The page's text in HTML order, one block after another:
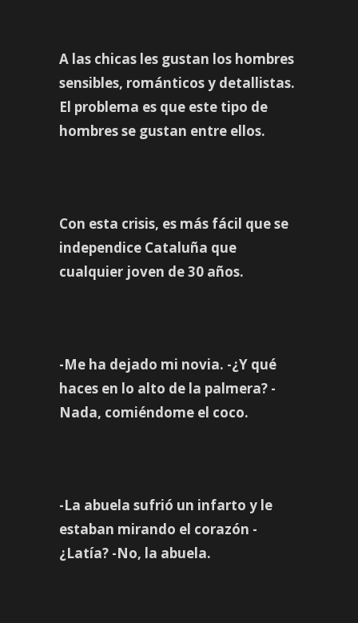
A las chicas les gustan los hombres
sensibles, románticos y detallistas.
El problema es que este tipo de
hombres se gustan entre ellos.
Con esta crisis, es más fácil que se
independice Cataluña que
cualquier joven de 30 años.
-Me ha dejado mi novia. -¿Y qué
haces en lo alto de la palmera? -
Nada, comiéndome el coco.
-La abuela sufrió un infarto y le
estaban mirando el corazón -
¿Latía? -No, la abuela.